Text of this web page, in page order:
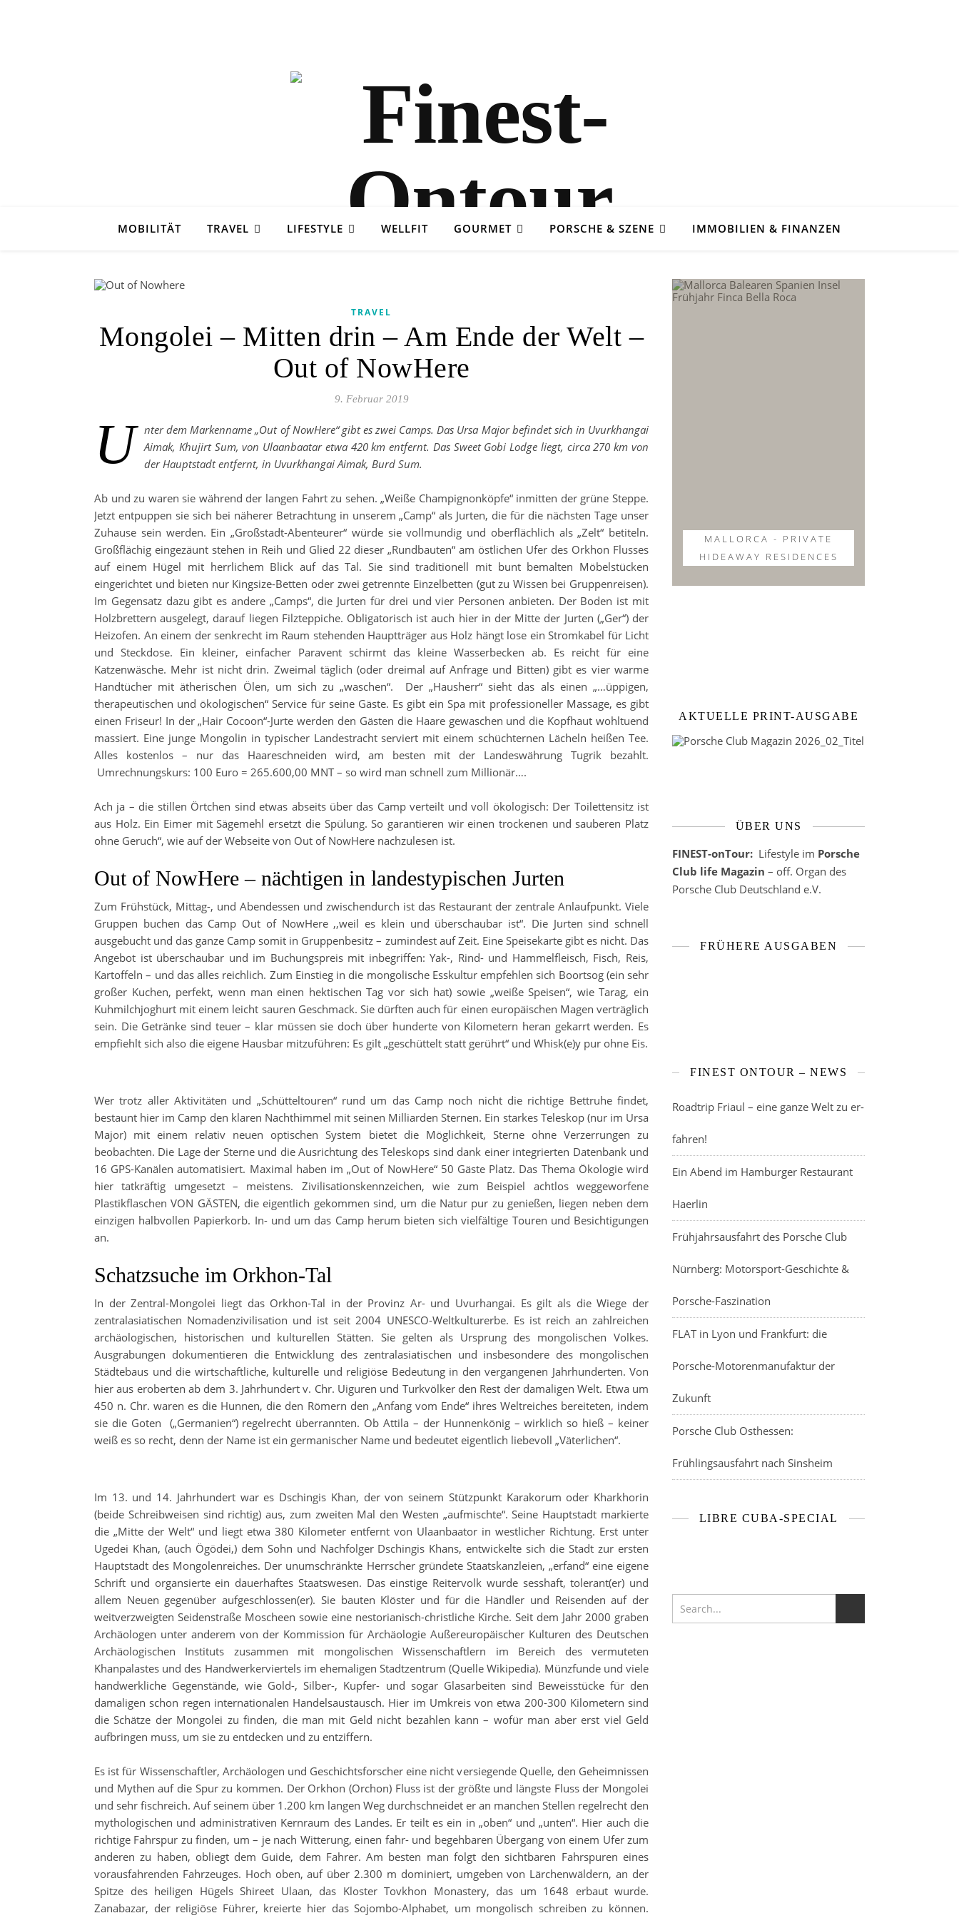
MOBILITÄT TRAVEL LIFESTYLE WELLFIT GOURMET PORSCHE & SZENE IMMOBILIEN & FINANZEN
TRAVEL
Mongolei – Mitten drin – Am Ende der Welt –
Out of NowHere
9. Februar 2019
U nter dem Markenname „Out of NowHere“ gibt es zwei Camps. Das Ursa Major befindet sich in Uvurkhangai
Aimak, Khujirt Sum, von Ulaanbaatar etwa 420 km entfernt. Das Sweet Gobi Lodge liegt, circa 270 km von
der Hauptstadt entfernt, in Uvurkhangai Aimak, Burd Sum.
Ab und zu waren sie während der langen Fahrt zu sehen. „Weiße Champignonköpfe“ inmitten der grüne Steppe.
Jetzt entpuppen sie sich bei näherer Betrachtung in unserem „Camp“ als Jurten, die für die nächsten Tage unser
Zuhause sein werden. Ein „Großstadt-Abenteurer“ würde sie vollmundig und oberflächlich als „Zelt“ betiteln.
Großflächig eingezäunt stehen in Reih und Glied 22 dieser „Rundbauten“ am östlichen Ufer des Orkhon Flusses
auf einem Hügel mit herrlichem Blick auf das Tal. Sie sind traditionell mit bunt bemalten Möbelstücken
eingerichtet und bieten nur Kingsize-Betten oder zwei getrennte Einzelbetten (gut zu Wissen bei Gruppenreisen).
Im Gegensatz dazu gibt es andere „Camps“, die Jurten für drei und vier Personen anbieten. Der Boden ist mit
Holzbrettern ausgelegt, darauf liegen Filzteppiche. Obligatorisch ist auch hier in der Mitte der Jurten („Ger“) der
Heizofen. An einem der senkrecht im Raum stehenden Hauptträger aus Holz hängt lose ein Stromkabel für Licht
und Steckdose. Ein kleiner, einfacher Paravent schirmt das kleine Wasserbecken ab. Es reicht für eine
Katzenwäsche. Mehr ist nicht drin. Zweimal täglich (oder dreimal auf Anfrage und Bitten) gibt es vier warme
Handtücher mit ätherischen Ölen, um sich zu „waschen“. Der „Hausherr“ sieht das als einen „…üppigen,
therapeutischen und ökologischen“ Service für seine Gäste. Es gibt ein Spa mit professioneller Massage, es gibt
einen Friseur! In der „Hair Cocoon“-Jurte werden den Gästen die Haare gewaschen und die Kopfhaut wohltuend
massiert. Eine junge Mongolin in typischer Landestracht serviert mit einem schüchternen Lächeln heißen Tee.
Alles kostenlos – nur das Haareschneiden wird, am besten mit der Landeswährung Tugrik bezahlt.
Umrechnungskurs: 100 Euro = 265.600,00 MNT – so wird man schnell zum Millionär….
Ach ja – die stillen Örtchen sind etwas abseits über das Camp verteilt und voll ökologisch: Der Toilettensitz ist
aus Holz. Ein Eimer mit Sägemehl ersetzt die Spülung. So garantieren wir einen trockenen und sauberen Platz
ohne Geruch“, wie auf der Webseite von Out of NowHere nachzulesen ist.
Out of NowHere – nächtigen in landestypischen Jurten
Zum Frühstück, Mittag-, und Abendessen und zwischendurch ist das Restaurant der zentrale Anlaufpunkt. Viele
Gruppen buchen das Camp Out of NowHere ,,weil es klein und überschaubar ist“. Die Jurten sind schnell
ausgebucht und das ganze Camp somit in Gruppenbesitz – zumindest auf Zeit. Eine Speisekarte gibt es nicht. Das
Angebot ist überschaubar und im Buchungspreis mit inbegriffen: Yak-, Rind- und Hammelfleisch, Fisch, Reis,
Kartoffeln – und das alles reichlich. Zum Einstieg in die mongolische Esskultur empfehlen sich Boortsog (ein sehr
großer Kuchen, perfekt, wenn man einen hektischen Tag vor sich hat) sowie „weiße Speisen“, wie Tarag, ein
Kuhmilchjoghurt mit einem leicht sauren Geschmack. Sie dürften auch für einen europäischen Magen verträglich
sein. Die Getränke sind teuer – klar müssen sie doch über hunderte von Kilometern heran gekarrt werden. Es
empfiehlt sich also die eigene Hausbar mitzuführen: Es gilt „geschüttelt statt gerührt“ und Whisk(e)y pur ohne Eis.
Wer trotz aller Aktivitäten und „Schütteltouren“ rund um das Camp noch nicht die richtige Bettruhe findet,
bestaunt hier im Camp den klaren Nachthimmel mit seinen Milliarden Sternen. Ein starkes Teleskop (nur im Ursa
Major) mit einem relativ neuen optischen System bietet die Möglichkeit, Sterne ohne Verzerrungen zu
beobachten. Die Lage der Sterne und die Ausrichtung des Teleskops sind dank einer integrierten Datenbank und
16 GPS-Kanälen automatisiert. Maximal haben im „Out of NowHere“ 50 Gäste Platz. Das Thema Ökologie wird
hier tatkräftig umgesetzt – meistens. Zivilisationskennzeichen, wie zum Beispiel achtlos weggeworfene
Plastikflaschen VON GÄSTEN, die eigentlich gekommen sind, um die Natur pur zu genießen, liegen neben dem
einzigen halbvollen Papierkorb. In- und um das Camp herum bieten sich vielfältige Touren und Besichtigungen
an.
Schatzsuche im Orkhon-Tal
In der Zentral-Mongolei liegt das Orkhon-Tal in der Provinz Ar- und Uvurhangai. Es gilt als die Wiege der
zentralasiatischen Nomadenzivilisation und ist seit 2004 UNESCO-Weltkulturerbe. Es ist reich an zahlreichen
archäologischen, historischen und kulturellen Stätten. Sie gelten als Ursprung des mongolischen Volkes.
Ausgrabungen dokumentieren die Entwicklung des zentralasiatischen und insbesondere des mongolischen
Städtebaus und die wirtschaftliche, kulturelle und religiöse Bedeutung in den vergangenen Jahrhunderten. Von
hier aus eroberten ab dem 3. Jahrhundert v. Chr. Uiguren und Turkvölker den Rest der damaligen Welt. Etwa um
450 n. Chr. waren es die Hunnen, die den Römern den „Anfang vom Ende“ ihres Weltreiches bereiteten, indem
sie die Goten („Germanien“) regelrecht überrannten. Ob Attila – der Hunnenkönig – wirklich so hieß – keiner
weiß es so recht, denn der Name ist ein germanischer Name und bedeutet eigentlich liebevoll „Väterlichen“.
Im 13. und 14. Jahrhundert war es Dschingis Khan, der von seinem Stützpunkt Karakorum oder Kharkhorin
(beide Schreibweisen sind richtig) aus, zum zweiten Mal den Westen „aufmischte“. Seine Hauptstadt markierte
die „Mitte der Welt“ und liegt etwa 380 Kilometer entfernt von Ulaanbaator in westlicher Richtung. Erst unter
Ugedei Khan, (auch Ögödei,) dem Sohn und Nachfolger Dschingis Khans, entwickelte sich die Stadt zur ersten
Hauptstadt des Mongolenreiches. Der unumschränkte Herrscher gründete Staatskanzleien, „erfand“ eine eigene
Schrift und organsierte ein dauerhaftes Staatswesen. Das einstige Reitervolk wurde sesshaft, tolerant(er) und
allem Neuen gegenüber aufgeschlossen(er). Sie bauten Klöster und für die Händler und Reisenden auf der
weitverzweigten Seidenstraße Moscheen sowie eine nestorianisch-christliche Kirche. Seit dem Jahr 2000 graben
Archäologen unter anderem von der Kommission für Archäologie Außereuropäischer Kulturen des Deutschen
Archäologischen Instituts zusammen mit mongolischen Wissenschaftlern im Bereich des vermuteten
Khanpalastes und des Handwerkerviertels im ehemaligen Stadtzentrum (Quelle Wikipedia). Münzfunde und viele
handwerkliche Gegenstände, wie Gold-, Silber-, Kupfer- und sogar Glasarbeiten sind Beweisstücke für den
damaligen schon regen internationalen Handelsaustausch. Hier im Umkreis von etwa 200-300 Kilometern sind
die Schätze der Mongolei zu finden, die man mit Geld nicht bezahlen kann – wofür man aber erst viel Geld
aufbringen muss, um sie zu entdecken und zu entziffern.
Es ist für Wissenschaftler, Archäologen und Geschichtsforscher eine nicht versiegende Quelle, den Geheimnissen
und Mythen auf die Spur zu kommen. Der Orkhon (Orchon) Fluss ist der größte und längste Fluss der Mongolei
und sehr fischreich. Auf seinem über 1.200 km langen Weg durchschneidet er an manchen Stellen regelrecht den
mythologischen und administrativen Kernraum des Landes. Er teilt es ein in „oben“ und „unten“. Hier auch die
richtige Fahrspur zu finden, um – je nach Witterung, einen fahr- und begehbaren Übergang von einem Ufer zum
anderen zu haben, obliegt dem Guide, dem Fahrer. Am besten man folgt den sichtbaren Fahrspuren eines
vorausfahrenden Fahrzeuges. Hoch oben, auf über 2.300 m dominiert, umgeben von Lärchenwäldern, an der
Spitze des heiligen Hügels Shireet Ulaan, das Kloster Tovkhon Monastery, das um 1648 erbaut wurde.
Zanabazar, der religiöse Führer, kreierte hier das Sojombo-Alphabet, um mongolisch schreiben zu können.
MALLORCA - PRIVATE
HIDEAWAY RESIDENCES
AKTUELLE PRINT-AUSGABE
ÜBER UNS
FINEST-onTour: Lifestyle im Porsche
Club life Magazin – off. Organ des
Porsche Club Deutschland e.V.
FRÜHERE AUSGABEN
FINEST ONTOUR – NEWS
Roadtrip Friaul – eine ganze Welt zu er-
fahren!
Ein Abend im Hamburger Restaurant
Haerlin
Frühjahrsausfahrt des Porsche Club
Nürnberg: Motorsport-Geschichte &
Porsche-Faszination
FLAT in Lyon und Frankfurt: die
Porsche-Motorenmanufaktur der
Zukunft
Porsche Club Osthessen:
Frühlingsausfahrt nach Sinsheim
LIBRE CUBA-SPECIAL